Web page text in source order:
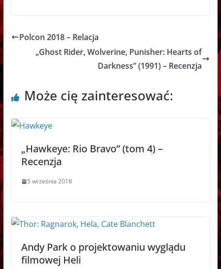
Polcon 2018 – Relacja
„Ghost Rider, Wolverine, Punisher: Hearts of
Darkness” (1991) – Recenzja
Może cię zainteresować:
„Hawkeye: Rio Bravo” (tom 4) –
Recenzja
5 września 2018
Andy Park o projektowaniu wyglądu
filmowej Heli